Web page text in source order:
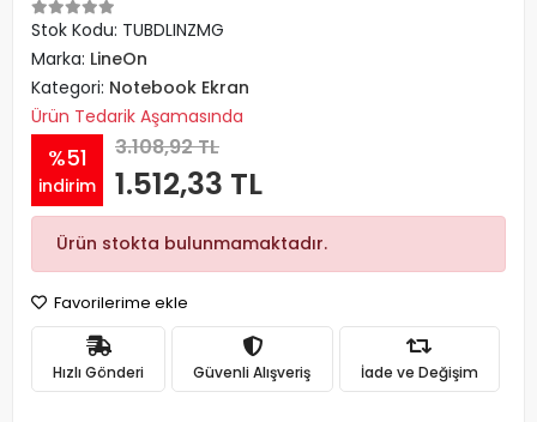
Stok Kodu: TUBDLINZMG
Marka: LineOn
Kategori: Notebook Ekran
Ürün Tedarik Aşamasında
%51
indirim
3.108,92 TL
1.512,33 TL
Ürün stokta bulunmamaktadır.
Favorilerime ekle
Hızlı Gönderi Güvenli Alışveriş İade ve Değişim